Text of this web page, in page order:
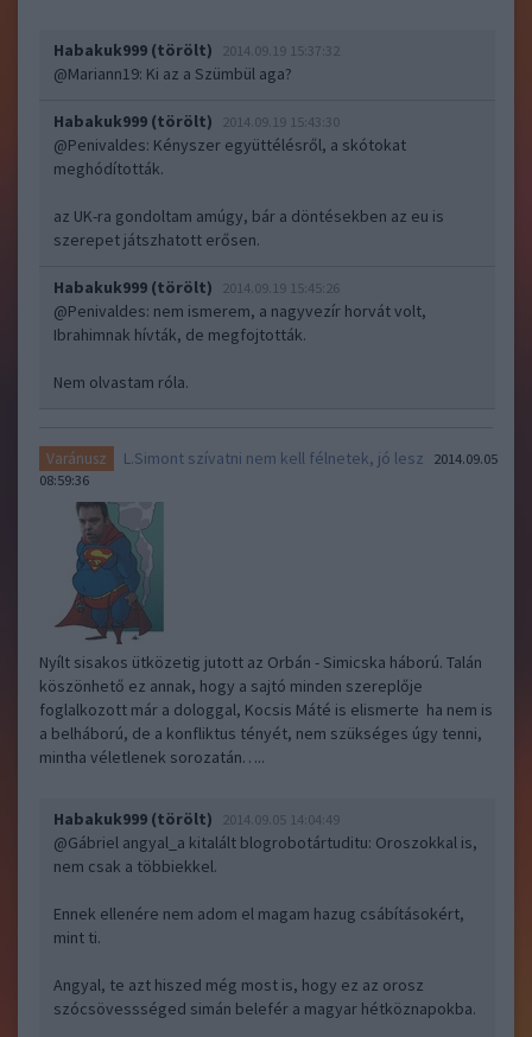
Habakuk999 (törölt) 2014.09.19 15:37:32
@Mariann19: Ki az a Szümbül aga?
Habakuk999 (törölt) 2014.09.19 15:43:30
@Penivaldes: Kényszer együttélésről, a skótokat
meghódították.
az UK-ra gondoltam amúgy, bár a döntésekben az eu is
szerepet játszhatott erősen.
Habakuk999 (törölt) 2014.09.19 15:45:26
@Penivaldes: nem ismerem, a nagyvezír horvát volt,
Ibrahimnak hívták, de megfojtották.
Nem olvastam róla.
Varánusz L.Simont szívatni nem kell félnetek, jó lesz
2014.09.05
08:59:36
Nyílt sisakos ütközetig jutott az Orbán - Simicska háború. Talán
köszönhető ez annak, hogy a sajtó minden szereplője
foglalkozott már a dologgal, Kocsis Máté is elismerte ha nem is
a belháború, de a konfliktus tényét, nem szükséges úgy tenni,
mintha véletlenek sorozatán…..
Habakuk999 (törölt) 2014.09.05 14:04:49
@Gábriel angyal_a kitalált blogrobotártuditu: Oroszokkal is,
nem csak a többiekkel.
Ennek ellenére nem adom el magam hazug csábításokért,
mint ti.
Angyal, te azt hiszed még most is, hogy ez az orosz
szócsövessséged simán belefér a magyar hétköznapokba.